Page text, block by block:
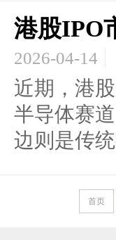
港股IPO
2026-04-14
近期，港
半导体赛
边则是传
首页